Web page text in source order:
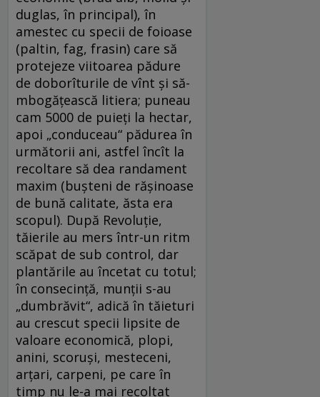
duglas, în principal), în
amestec cu specii de foioase
(paltin, fag, frasin) care să
protejeze viitoarea pădure
de doborîturile de vînt și să-
mbogățească litiera; puneau
cam 5000 de puieți la hectar,
apoi „conduceau“ pădurea în
următorii ani, astfel încît la
recoltare să dea randament
maxim (bușteni de rășinoase
de bună calitate, ăsta era
scopul). După Revoluție,
tăierile au mers într-un ritm
scăpat de sub control, dar
plantările au încetat cu totul;
în consecință, munții s-au
„dumbrăvit“, adică în tăieturi
au crescut specii lipsite de
valoare economică, plopi,
anini, scoruși, mesteceni,
arțari, carpeni, pe care în
timp nu le-a mai recoltat